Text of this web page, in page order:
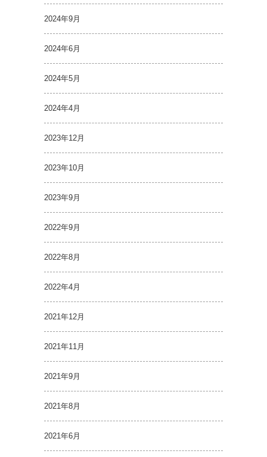
2024年9月
2024年6月
2024年5月
2024年4月
2023年12月
2023年10月
2023年9月
2022年9月
2022年8月
2022年4月
2021年12月
2021年11月
2021年9月
2021年8月
2021年6月